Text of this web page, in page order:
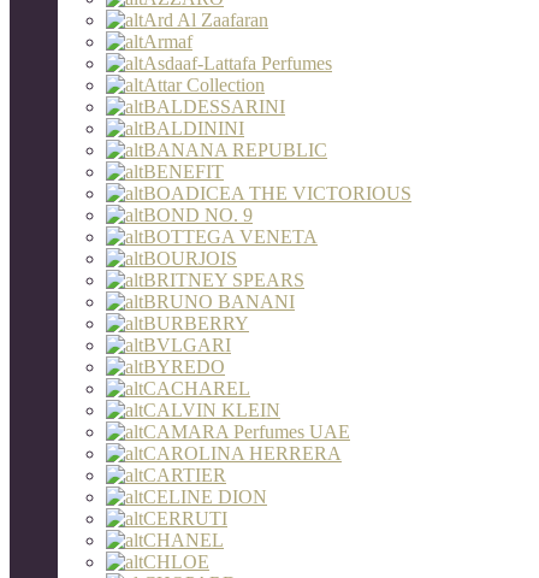
Ard Al Zaafaran
Armaf
Asdaaf-Lattafa Perfumes
Attar Collection
BALDESSARINI
BALDININI
BANANA REPUBLIC
BENEFIT
BOADICEA THE VICTORIOUS
BOND NO. 9
BOTTEGA VENETA
BOURJOIS
BRITNEY SPEARS
BRUNO BANANI
BURBERRY
BVLGARI
BYREDO
CACHAREL
CALVIN KLEIN
CAMARA Perfumes UAE
CAROLINA HERRERA
CARTIER
CELINE DION
CERRUTI
CHANEL
CHLOE